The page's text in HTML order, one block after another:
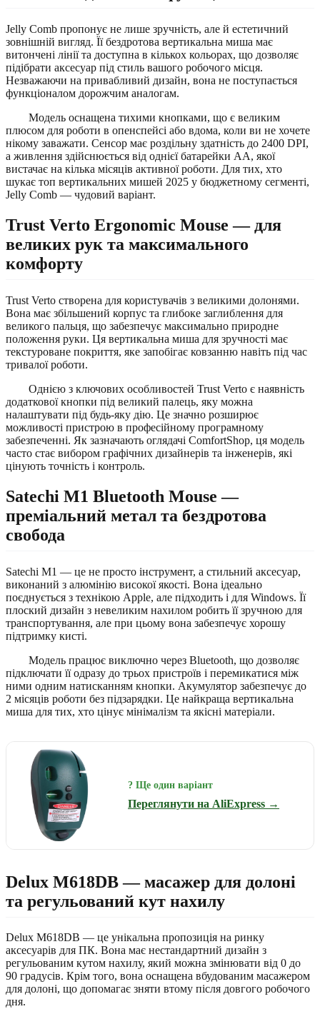
Jelly Comb пропонує не лише зручність, але й естетичний
зовнішній вигляд. Її бездротова вертикальна миша має
витончені лінії та доступна в кількох кольорах, що дозволяє
підібрати аксесуар під стиль вашого робочого місця.
Незважаючи на привабливий дизайн, вона не поступається
функціоналом дорожчим аналогам.
Модель оснащена тихими кнопками, що є великим
плюсом для роботи в опенспейсі або вдома, коли ви не хочете
нікому заважати. Сенсор має роздільну здатність до 2400 DPI,
а живлення здійснюється від однієї батарейки AA, якої
вистачає на кілька місяців активної роботи. Для тих, хто
шукає топ вертикальних мишей 2025 у бюджетному сегменті,
Jelly Comb — чудовий варіант.
Trust Verto Ergonomic Mouse — для
великих рук та максимального
комфорту
Trust Verto створена для користувачів з великими долонями.
Вона має збільшений корпус та глибоке заглиблення для
великого пальця, що забезпечує максимально природне
положення руки. Ця вертикальна миша для зручності має
текстуроване покриття, яке запобігає ковзанню навіть під час
тривалої роботи.
Однією з ключових особливостей Trust Verto є наявність
додаткової кнопки під великий палець, яку можна
налаштувати під будь-яку дію. Це значно розширює
можливості пристрою в професійному програмному
забезпеченні. Як зазначають оглядачі ComfortShop, ця модель
часто стає вибором графічних дизайнерів та інженерів, які
цінують точність і контроль.
Satechi M1 Bluetooth Mouse —
преміальний метал та бездротова
свобода
Satechi M1 — це не просто інструмент, а стильний аксесуар,
виконаний з алюмінію високої якості. Вона ідеально
поєднується з технікою Apple, але підходить і для Windows. Її
плоский дизайн з невеликим нахилом робить її зручною для
транспортування, але при цьому вона забезпечує хорошу
підтримку кисті.
Модель працює виключно через Bluetooth, що дозволяє
підключати її одразу до трьох пристроїв і перемикатися між
ними одним натисканням кнопки. Акумулятор забезпечує до
2 місяців роботи без підзарядки. Це найкраща вертикальна
миша для тих, хто цінує мінімалізм та якісні матеріали.
? Ще один варіант
Переглянути на AliExpress →
Delux M618DB — масажер для долоні
та регульований кут нахилу
Delux M618DB — це унікальна пропозиція на ринку
аксесуарів для ПК. Вона має нестандартний дизайн з
регульованим кутом нахилу, який можна змінювати від 0 до
90 градусів. Крім того, вона оснащена вбудованим масажером
для долоні, що допомагає зняти втому після довгого робочого
дня.